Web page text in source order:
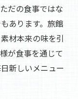
だの食事ではな
あります。旅館
材本来の味を引
が食事を通じて
新しいメニュー